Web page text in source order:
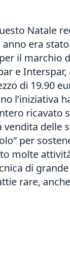
Natale
era
il marchio
e
di 19.90
l’iniziativa
delle
per
molte
di
rare,